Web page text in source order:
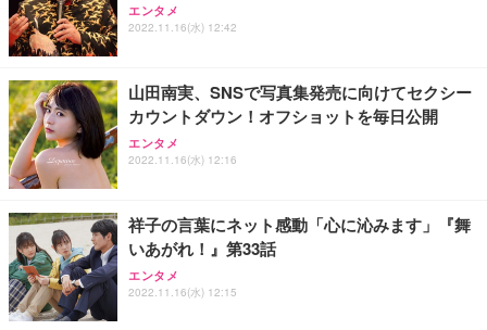
エンタメ
2022.11.16(水) 12:42
山田南実、SNSで写真集発売に向けてセクシー
カウントダウン！オフショットを毎日公開
エンタメ
2022.11.16(水) 12:16
祥子の言葉にネット感動「心に沁みます」『舞
いあがれ！』第33話
エンタメ
2022.11.16(水) 12:15